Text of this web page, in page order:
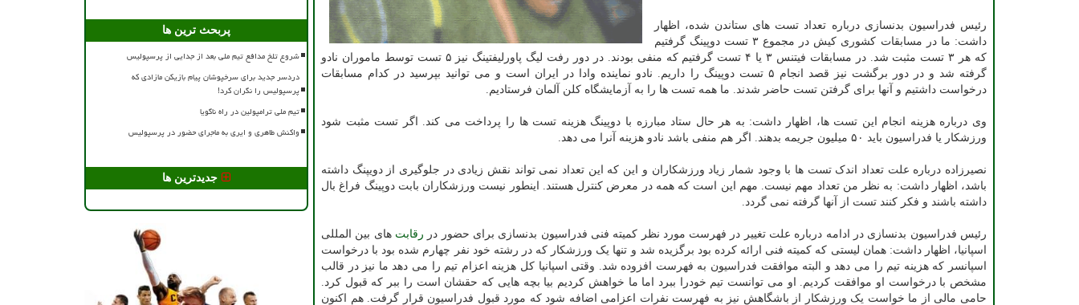
رئیس فدراسیون بدنسازی درباره تعداد تست های ستاندن شده، اظهار
داشت: ما در مسابقات کشوری کیش در مجموع ۳ تست دوپینگ گرفتیم
که هر ۳ تست مثبت شد. در مسابقات فیتنس ۳ یا ۴ تست گرفتیم که منفی بودند. در دور رفت لیگ پاورلیفتینگ نیز ۵ تست توسط ماموران نادو
گرفته شد و در دور برگشت نیز قصد انجام ۵ تست دوپینگ را داریم. نادو نماینده وادا در ایران است و می توانید بپرسید در کدام مسابقات
درخواست داشتیم و آنها برای گرفتن تست حاضر شدند. ما همه تست ها را به آزمایشگاه کلن آلمان فرستادیم.
وی درباره هزینه انجام این تست ها، اظهار داشت: به هر حال ستاد مبارزه با دوپینگ هزینه تست ها را پرداخت می کند. اگر تست مثبت شود
ورزشکار یا فدراسیون باید ۵۰ میلیون جریمه بدهند. اگر هم منفی باشد نادو هزینه آنرا می دهد.
نصیرزاده درباره علت تعداد اندک تست ها با وجود شمار زیاد ورزشکاران و این که این تعداد نمی تواند نقش زیادی در جلوگیری از دویپنگ داشته
باشد، اظهار داشت: به نظر من تعداد مهم نیست. مهم این است که همه در معرض کنترل هستند. اینطور نیست ورزشکاران بابت دوپینگ فراغ بال
داشته باشند و فکر کنند تست از آنها گرفته نمی گردد.
رئیس فدراسیون بدنسازی در ادامه درباره علت تغییر در فهرست مورد نظر کمیته فنی فدراسیون بدنسازی برای حضور در رقابت های بین المللی
اسپانیا، اظهار داشت: همان لیستی که کمیته فنی ارائه کرده بود برگزیده شد و تنها یک ورزشکار که در رشته خود نفر چهارم شده بود با درخواست
اسپانسر که هزینه تیم را می دهد و البته موافقت فدراسیون به فهرست افزوده شد. وقتی اسپانیا کل هزینه اعزام تیم را می دهد ما نیز در قالب
مشخص با درخواست او موافقت کردیم. او می توانست تیم خودرا ببرد اما ما خواهش کردیم بیا بچه هایی که حقشان است را ببر که قبول کرد.
حامی مالی از ما خواست یک ورزشکار از باشگاهش نیز به فهرست نفرات اعزامی اضافه شود که مورد قبول فدراسیون قرار گرفت. هم اکنون
پربحث ترین ها
شروع تلخ مدافع تیم ملی بعد از جدایی از پرسپولیس
دردسر جدید برای سرخپوشان پیام بازیکن مازادی که
پرسپولیس را نگران کرد!
تیم ملی ترامپولین در راه ناگویا
واکنش طاهری و ایری به ماجرای حضور در پرسپولیس
جدیدترین ها